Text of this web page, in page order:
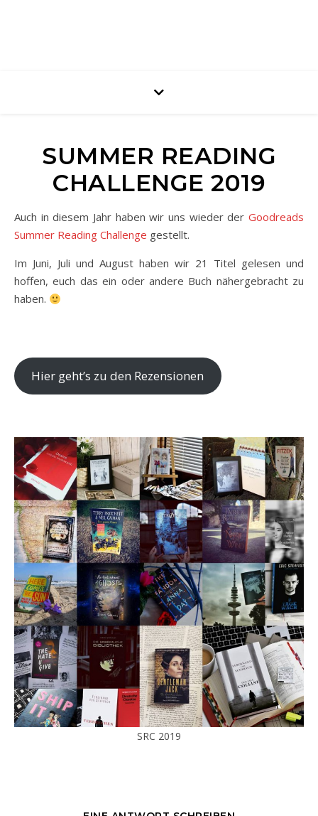
SUMMER READING
CHALLENGE 2019
Auch in diesem Jahr haben wir uns wieder der Goodreads
Summer Reading Challenge gestellt.
Im Juni, Juli und August haben wir 21 Titel gelesen und
hoffen, euch das ein oder andere Buch nähergebracht zu
haben.
Hier geht’s zu den Rezensionen
SRC 2019